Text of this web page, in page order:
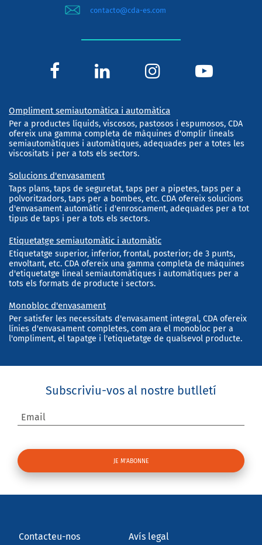
contacto@cda-es.com
Ompliment semiautomàtica i automàtica
Per a productes líquids, viscosos, pastosos i espumosos, CDA
ofereix una gamma completa de màquines d'omplir lineals
semiautomàtiques i automàtiques, adequades per a totes les
viscositats i per a tots els sectors.
Solucions d'envasament
Taps plans, taps de seguretat, taps per a pipetes, taps per a
polvoritzadors, taps per a bombes, etc. CDA ofereix solucions
d'envasament automàtic i d'enroscament, adequades per a tot
tipus de taps i per a tots els sectors.
Etiquetatge semiautomàtic i automàtic
Etiquetatge superior, inferior, frontal, posterior; de 3 punts,
envoltant, etc. CDA ofereix una gamma completa de màquines
d'etiquetatge lineal semiautomàtiques i automàtiques per a
tots els formats de producte i sectors.
Monobloc d'envasament
Per satisfer les necessitats d'envasament integral, CDA ofereix
línies d'envasament completes, com ara el monobloc per a
l'ompliment, el tapatge i l'etiquetatge de qualsevol producte.
Subscriviu-vos al nostre butlletí
Email
Contacteu-nos Avís legal